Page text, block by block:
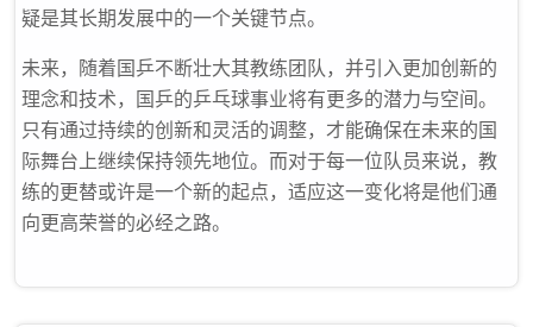
疑是其长期发展中的一个关键节点。
未来，随着国乒不断壮大其教练团队，并引入更加创新的
理念和技术，国乒的乒乓球事业将有更多的潜力与空间。
只有通过持续的创新和灵活的调整，才能确保在未来的国
际舞台上继续保持领先地位。而对于每一位队员来说，教
练的更替或许是一个新的起点，适应这一变化将是他们通
向更高荣誉的必经之路。